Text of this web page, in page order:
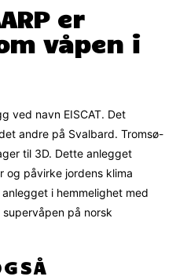
er
våpen i
ved navn EISCAT. Det
andre på Svalbard. Tromsø-
til 3D. Dette anlegget
påvirke jordens klima
i hemmelighet med
på norsk